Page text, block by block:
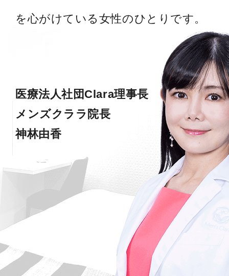
を心がけている女性のひとりです。
医療法人社団Clara理事長
メンズクララ院長
神林由香